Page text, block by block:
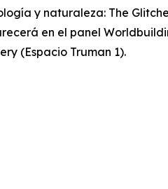
y naturaleza: The
en el panel
(Espacio Truman 1).